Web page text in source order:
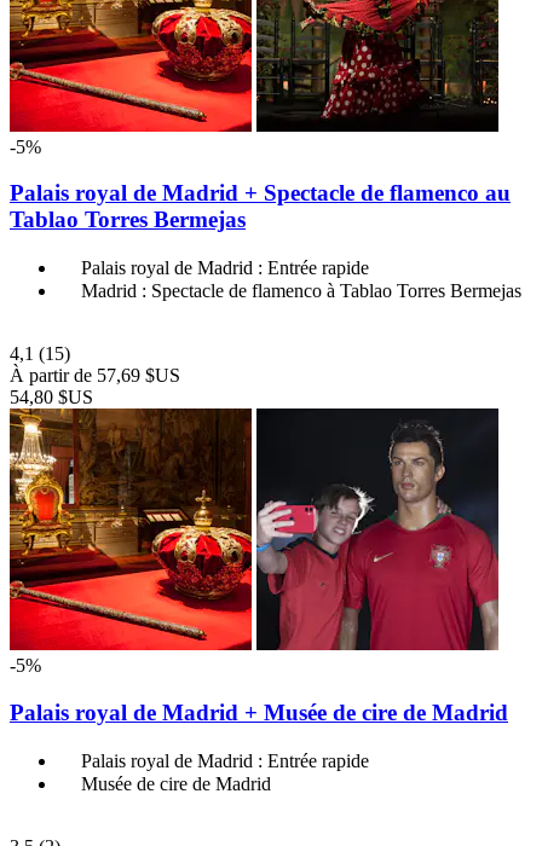
-5%
Palais royal de Madrid + Spectacle de flamenco au
Tablao Torres Bermejas
Palais royal de Madrid : Entrée rapide
Madrid : Spectacle de flamenco à Tablao Torres Bermejas
4,1 (15)
À partir de 57,69 $US
54,80 $US
-5%
Palais royal de Madrid + Musée de cire de Madrid
Palais royal de Madrid : Entrée rapide
Musée de cire de Madrid